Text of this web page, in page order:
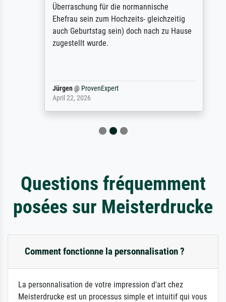
Überraschung für die normannische
Ehefrau sein zum Hochzeits- gleichzeitig
auch Geburtstag sein) doch nach zu Hause
zugestellt wurde.
Jürgen@ProvenExpert
April 22, 2026
Questions fréquemment
posées sur Meisterdrucke
Comment fonctionne la personnalisation ?
La personnalisation de votre impression d'art chez
Meisterdrucke est un processus simple et intuitif qui vous